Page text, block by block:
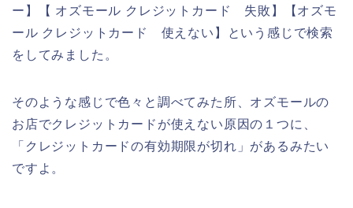
ー】【 オズモール クレジットカード 失敗】【オズモ
ール クレジットカード 使えない】という感じで検索
をしてみました。
そのような感じで色々と調べてみた所、オズモールの
お店でクレジットカードが使えない原因の１つに、
「クレジットカードの有効期限が切れ」があるみたい
ですよ。